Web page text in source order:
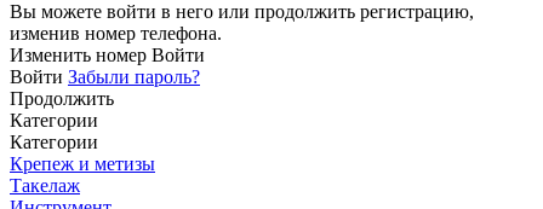
Вы можете войти в него или продолжить регистрацию,
изменив номер телефона.
Изменить номер Войти
Войти Забыли пароль?
Продолжить
Категории
Категории
Крепеж и метизы
Такелаж